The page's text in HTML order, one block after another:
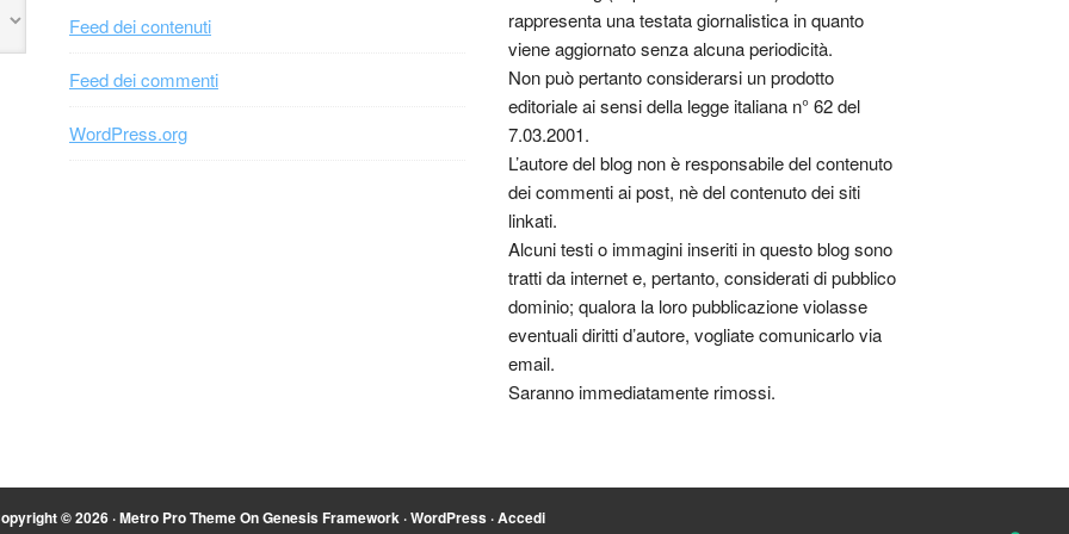
Feed dei contenuti
Feed dei commenti
WordPress.org
rappresenta una testata giornalistica in quanto
viene aggiornato senza alcuna periodicità.
Non può pertanto considerarsi un prodotto
editoriale ai sensi della legge italiana n° 62 del
7.03.2001.
L’autore del blog non è responsabile del contenuto
dei commenti ai post, nè del contenuto dei siti
linkati.
Alcuni testi o immagini inseriti in questo blog sono
tratti da internet e, pertanto, considerati di pubblico
dominio; qualora la loro pubblicazione violasse
eventuali diritti d’autore, vogliate comunicarlo via
email.
Saranno immediatamente rimossi.
© 2026 ·Metro Pro ThemeOnGenesis Framework·WordPress·Accedi